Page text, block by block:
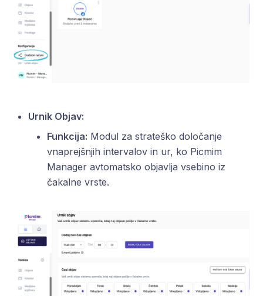
Urnik Objav:
Funkcija: Modul za strateško določanje
vnaprejšnjih intervalov in ur, ko Picmim
Manager avtomatsko objavlja vsebino iz
čakalne vrste.